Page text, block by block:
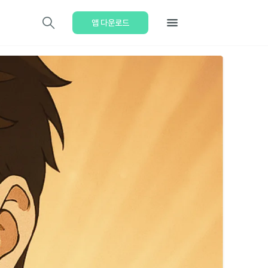
앱 다운로드